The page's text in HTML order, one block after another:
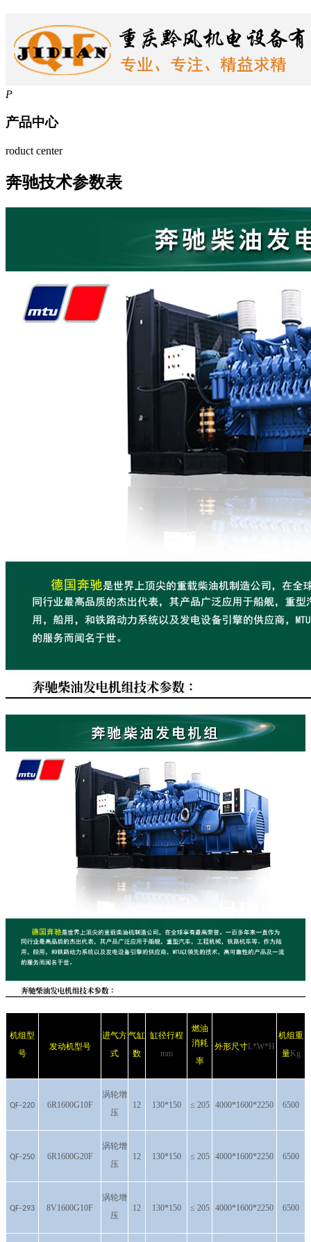
P
产品中心
roduct center
奔驰技术参数表
机组型
号
发动机型号
进气方
式
气缸
数
缸径行程
mm
燃油
消耗
率
外形尺寸L*W*H
机组重
量Kg
QF-220 6R1600G10F
涡轮增
压
12 130*150 ≤ 205 4000*1600*2250 6500
QF-250 6R1600G20F
涡轮增
压
12 130*150 ≤ 205 4000*1600*2250 6500
QF-293 8V1600G10F
涡轮增
压
12 130*150 ≤ 205 4000*1600*2250 6500